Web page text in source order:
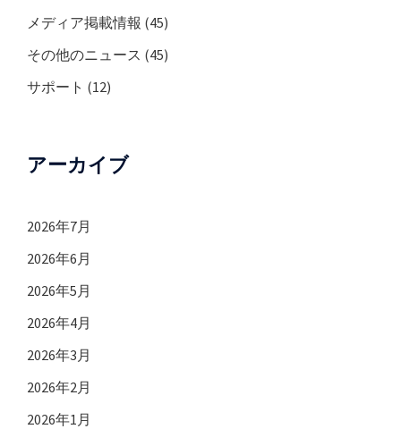
メディア掲載情報 (45)
その他のニュース (45)
サポート (12)
アーカイブ
2026年7月
2026年6月
2026年5月
2026年4月
2026年3月
2026年2月
2026年1月